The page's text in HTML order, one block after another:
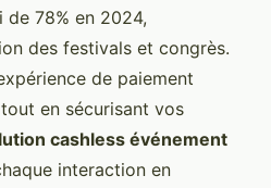
de 78% en 2024,
des festivals et congrès.
de paiement
en sécurisant vos
cashless événement
interaction en